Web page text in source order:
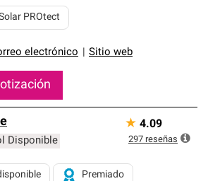
electrónico Sitio web
PROtect
Disponible
Premiado
★ 4.09
297 reseñas